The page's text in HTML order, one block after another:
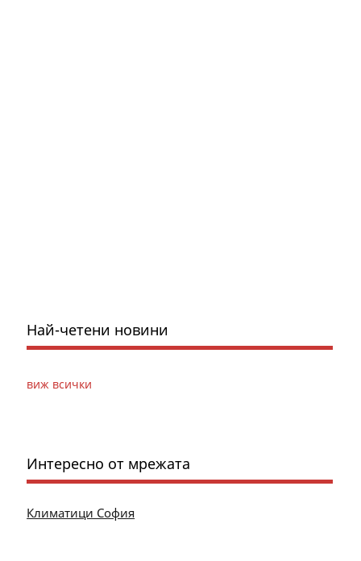
Най-четени новини
виж всички
Интересно от мрежата
Климатици София